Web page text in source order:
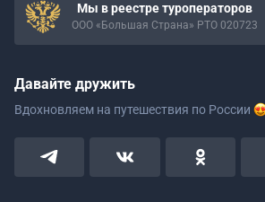
Мы в реестре туроператоров
ООО «Большая Страна» РТО 020723
Давайте дружить
Вдохновляем на путешествия по России